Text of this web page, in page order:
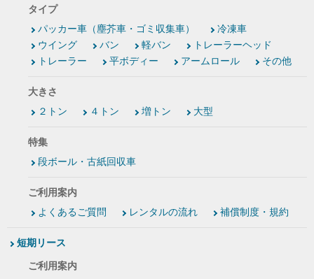
タイプ
パッカー車（塵芥車・ゴミ収集車）
冷凍車
ウイング
バン 軽バン
トレーラーヘッド
トレーラー
平ボディー アームロール その他
大きさ
２トン
４トン 増トン 大型
特集
段ボール・古紙回収車
ご利用案内
よくあるご質問
レンタルの流れ 補償制度・規約
短期リース
ご利用案内